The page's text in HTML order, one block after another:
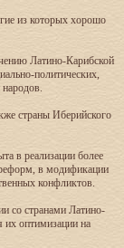
из которых хорошо
Латино-Карибской
политических,
страны Иберийского
в реализации более
в модификации
конфликтов.
со странами Латино-
их оптимизации на